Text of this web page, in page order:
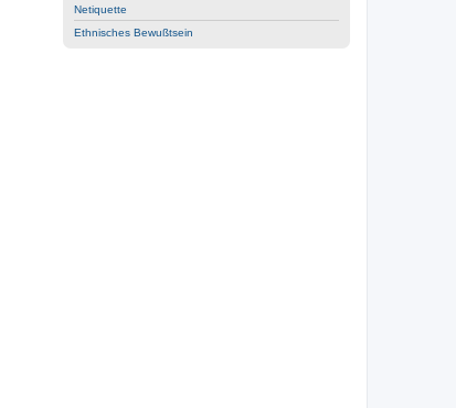
Netiquette
Ethnisches Bewußtsein